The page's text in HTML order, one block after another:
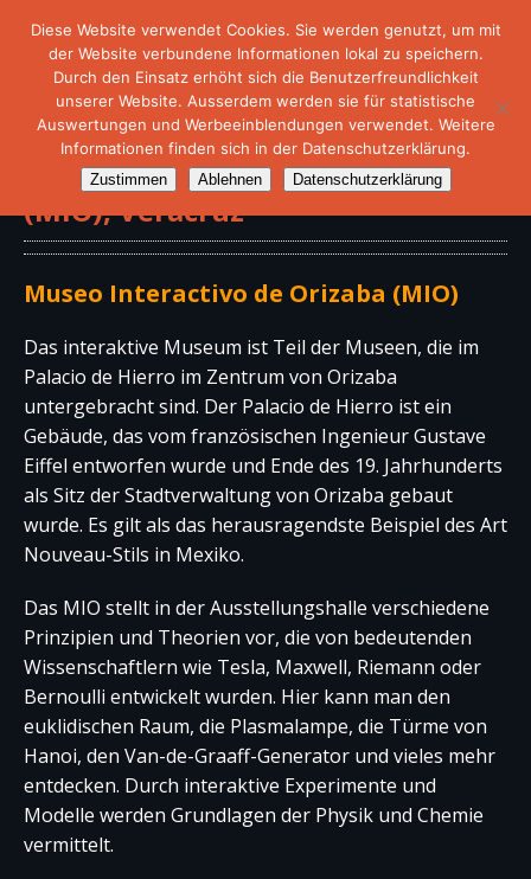
Interaktives Museum von Orizaba
(MIO), Veracruz
Museo Interactivo de Orizaba (MIO)
Das interaktive Museum ist Teil der Museen, die im
Palacio de Hierro im Zentrum von Orizaba
untergebracht sind. Der Palacio de Hierro ist ein
Gebäude, das vom französischen Ingenieur Gustave
Eiffel entworfen wurde und Ende des 19. Jahrhunderts
als Sitz der Stadtverwaltung von Orizaba gebaut
wurde. Es gilt als das herausragendste Beispiel des Art
Nouveau-Stils in Mexiko.
Das MIO stellt in der Ausstellungshalle verschiedene
Prinzipien und Theorien vor, die von bedeutenden
Wissenschaftlern wie Tesla, Maxwell, Riemann oder
Bernoulli entwickelt wurden. Hier kann man den
euklidischen Raum, die Plasmalampe, die Türme von
Hanoi, den Van-de-Graaff-Generator und vieles mehr
entdecken. Durch interaktive Experimente und
Modelle werden Grundlagen der Physik und Chemie
vermittelt.
Diese Website verwendet Cookies. Sie werden genutzt, um mit
der Website verbundene Informationen lokal zu speichern.
Durch den Einsatz erhöht sich die Benutzerfreundlichkeit
unserer Website. Ausserdem werden sie für statistische
Auswertungen und Werbeeinblendungen verwendet. Weitere
Informationen finden sich in der Datenschutzerklärung.
Zustimmen Ablehnen Datenschutzerklärung